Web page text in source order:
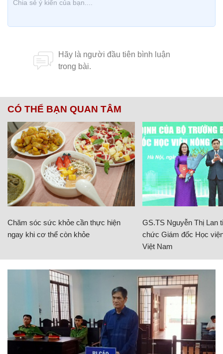
CÓ THỂ BẠN QUAN TÂM
Chăm sóc sức khỏe cần thực hiện
ngay khi cơ thể còn khỏe
GS.TS Nguyễn Thị Lan
chức Giám đốc Học
Việt Nam